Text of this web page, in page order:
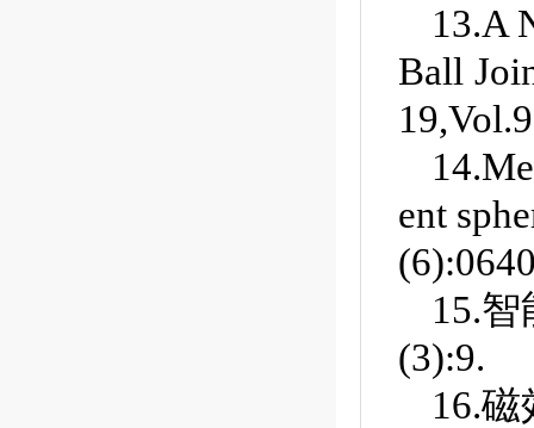
13.A
Ball
ent
15.
(3):9.
16.